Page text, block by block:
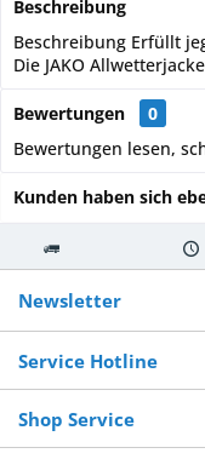
Beschreibung
Beschreibung Erfüllt
Die JAKO
Bewertungen
0
Bewertungen lesen,
Kunden haben sich
Kostenloser
Versand ab €
250,-
Versand
Newsletter
Service Hotline
Shop Service